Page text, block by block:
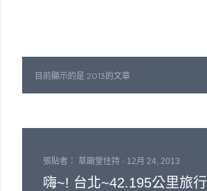
發
表
目前顯示的是 2013的文章
張貼者： 草廟堂住持 12月 24, 2013
嗨~! 台北~42.195公里旅行